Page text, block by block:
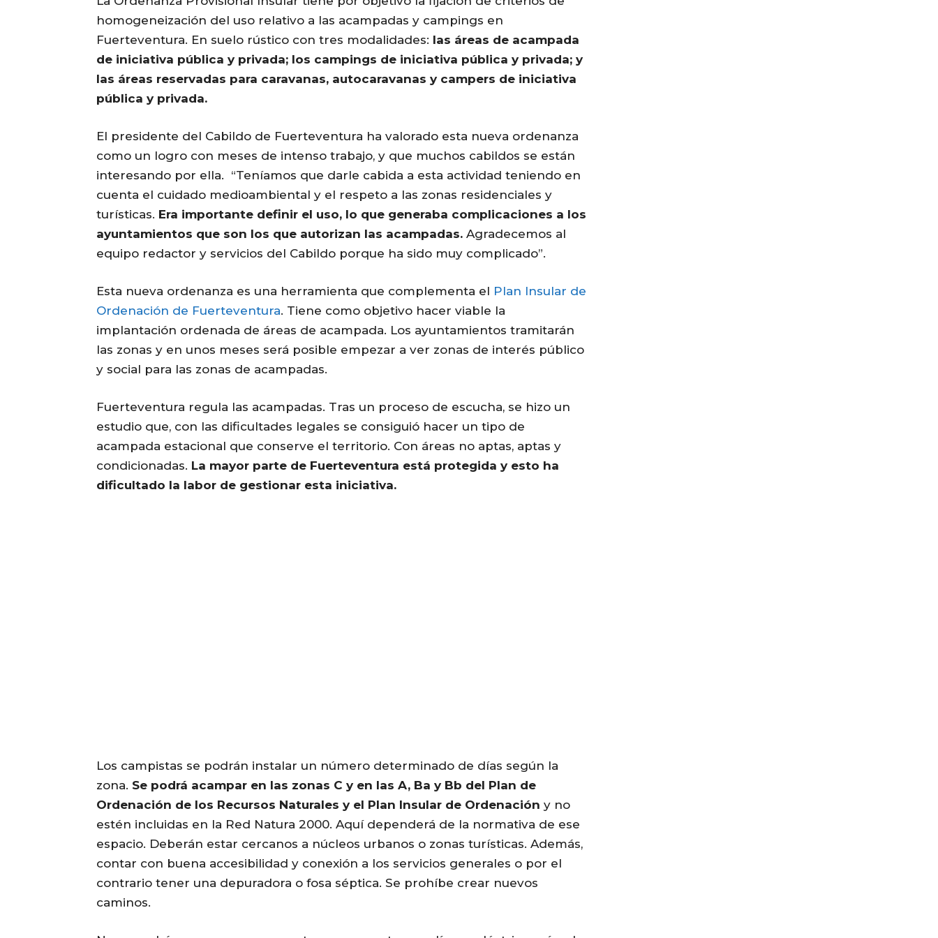
homogeneización del uso relativo a las acampadas y campings en
Fuerteventura. En suelo rústico con tres modalidades: las áreas de acampada
de iniciativa pública y privada; los campings de iniciativa pública y privada; y
las áreas reservadas para caravanas, autocaravanas y campers de iniciativa
pública y privada.
El presidente del Cabildo de Fuerteventura ha valorado esta nueva ordenanza
como un logro con meses de intenso trabajo, y que muchos cabildos se están
interesando por ella. “Teníamos que darle cabida a esta actividad teniendo en
cuenta el cuidado medioambiental y el respeto a las zonas residenciales y
turísticas. Era importante definir el uso, lo que generaba complicaciones a los
ayuntamientos que son los que autorizan las acampadas. Agradecemos al
equipo redactor y servicios del Cabildo porque ha sido muy complicado”.
Esta nueva ordenanza es una herramienta que complementa el Plan Insular de
Ordenación de Fuerteventura. Tiene como objetivo hacer viable la
implantación ordenada de áreas de acampada. Los ayuntamientos tramitarán
las zonas y en unos meses será posible empezar a ver zonas de interés público
y social para las zonas de acampadas.
Fuerteventura regula las acampadas. Tras un proceso de escucha, se hizo un
estudio que, con las dificultades legales se consiguió hacer un tipo de
acampada estacional que conserve el territorio. Con áreas no aptas, aptas y
condicionadas. La mayor parte de Fuerteventura está protegida y esto ha
dificultado la labor de gestionar esta iniciativa.
Los campistas se podrán instalar un número determinado de días según la
zona. Se podrá acampar en las zonas C y en las A, Ba y Bb del Plan de
Ordenación de los Recursos Naturales y el Plan Insular de Ordenación y no
estén incluidas en la Red Natura 2000. Aquí dependerá de la normativa de ese
espacio. Deberán estar cercanos a núcleos urbanos o zonas turísticas. Además,
contar con buena accesibilidad y conexión a los servicios generales o por el
contrario tener una depuradora o fosa séptica. Se prohíbe crear nuevos
caminos.